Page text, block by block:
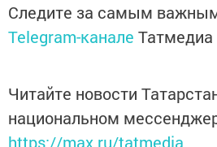
Следите за самым
Telegram-канале Татмедиа
Читайте новости
национальном
https://max.ru/tatmedia